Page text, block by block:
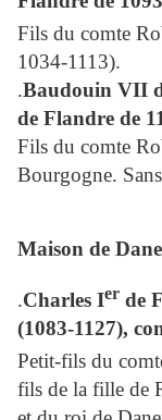
Fils du comte
1034-1113).
.Baudouin VII
de Flandre de
Fils du comte
Bourgogne.
Maison de
.Charles Ier de
(1083-1127),
Petit-fils du
fils de la fille de